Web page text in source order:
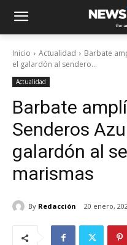
Inicio Actualidad
Barbate
el galardón al sendero...
Actualidad
Barbate
Senderos
galardón al
marismas
By Redacción 20 enero,